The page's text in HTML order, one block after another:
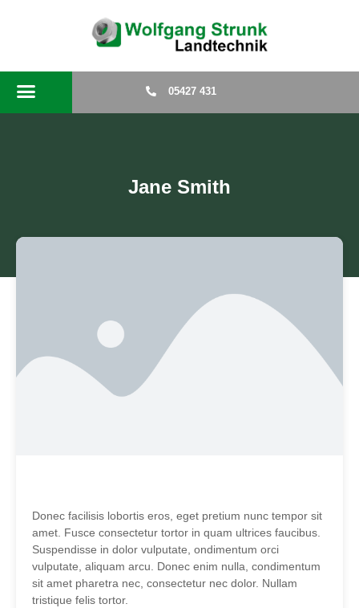
05427 431
Jane Smith
Donec facilisis lobortis eros, eget pretium nunc tempor sit
amet. Fusce consectetur tortor in quam ultrices faucibus.
Suspendisse in dolor vulputate, ondimentum orci
vulputate, aliquam arcu. Donec enim nulla, condimentum
sit amet pharetra nec, consectetur nec dolor. Nullam
tristique felis tortor.